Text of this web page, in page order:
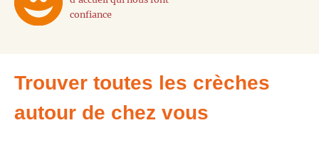
confiance
Trouver toutes les crèches
autour de chez vous